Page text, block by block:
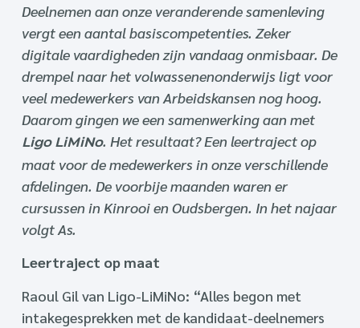
Deelnemen aan onze veranderende samenleving
vergt een aantal basiscompetenties. Zeker
digitale vaardigheden zijn vandaag onmisbaar. De
drempel naar het volwassenenonderwijs ligt voor
veel medewerkers van Arbeidskansen nog hoog.
Daarom gingen we een samenwerking aan met
Ligo LiMiNo. Het resultaat? Een leertraject op
maat voor de medewerkers in onze verschillende
afdelingen. De voorbije maanden waren er
cursussen in Kinrooi en Oudsbergen. In het najaar
volgt As.
Leertraject op maat
Raoul Gil van Ligo-LiMiNo: “Alles begon met
intakegesprekken met de kandidaat-deelnemers